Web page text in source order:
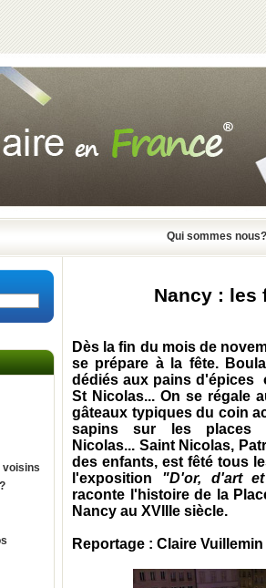
Qui sommes nous?
chez nos voisins
Nancy : les
Dès la fin du mois de
se prépare à la fête.
dédiés aux pains d'épices
St Nicolas... On se régale
gâteaux typiques du coin
sapins sur les places
Nicolas... Saint Nicolas,
des enfants, est fêté tous
l'exposition "D'or, d'art
raconte l'histoire de la
Nancy au XVIIIe siècle.
Reportage : Claire